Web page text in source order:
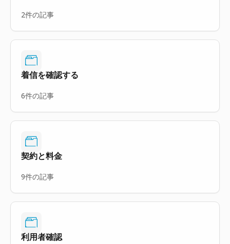
2件の記事
着信を確認する
6件の記事
契約と料金
9件の記事
利用者確認